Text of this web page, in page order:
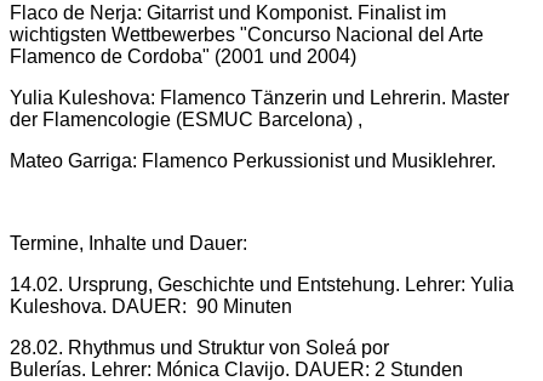
Flaco de Nerja: Gitarrist und Komponist. Finalist im
wichtigsten Wettbewerbes "Concurso Nacional del Arte
Flamenco de Cordoba" (2001 und 2004)
Yulia Kuleshova: Flamenco Tänzerin und Lehrerin. Master
der Flamencologie (ESMUC Barcelona) ,
Mateo Garriga: Flamenco Perkussionist und Musiklehrer.
Termine, Inhalte und Dauer:
14.02. Ursprung, Geschichte und Entstehung. Lehrer: Yulia
Kuleshova. DAUER: 90 Minuten
28.02. Rhythmus und Struktur von Soleá por
Bulerías. Lehrer: Mónica Clavijo. DAUER: 2 Stunden